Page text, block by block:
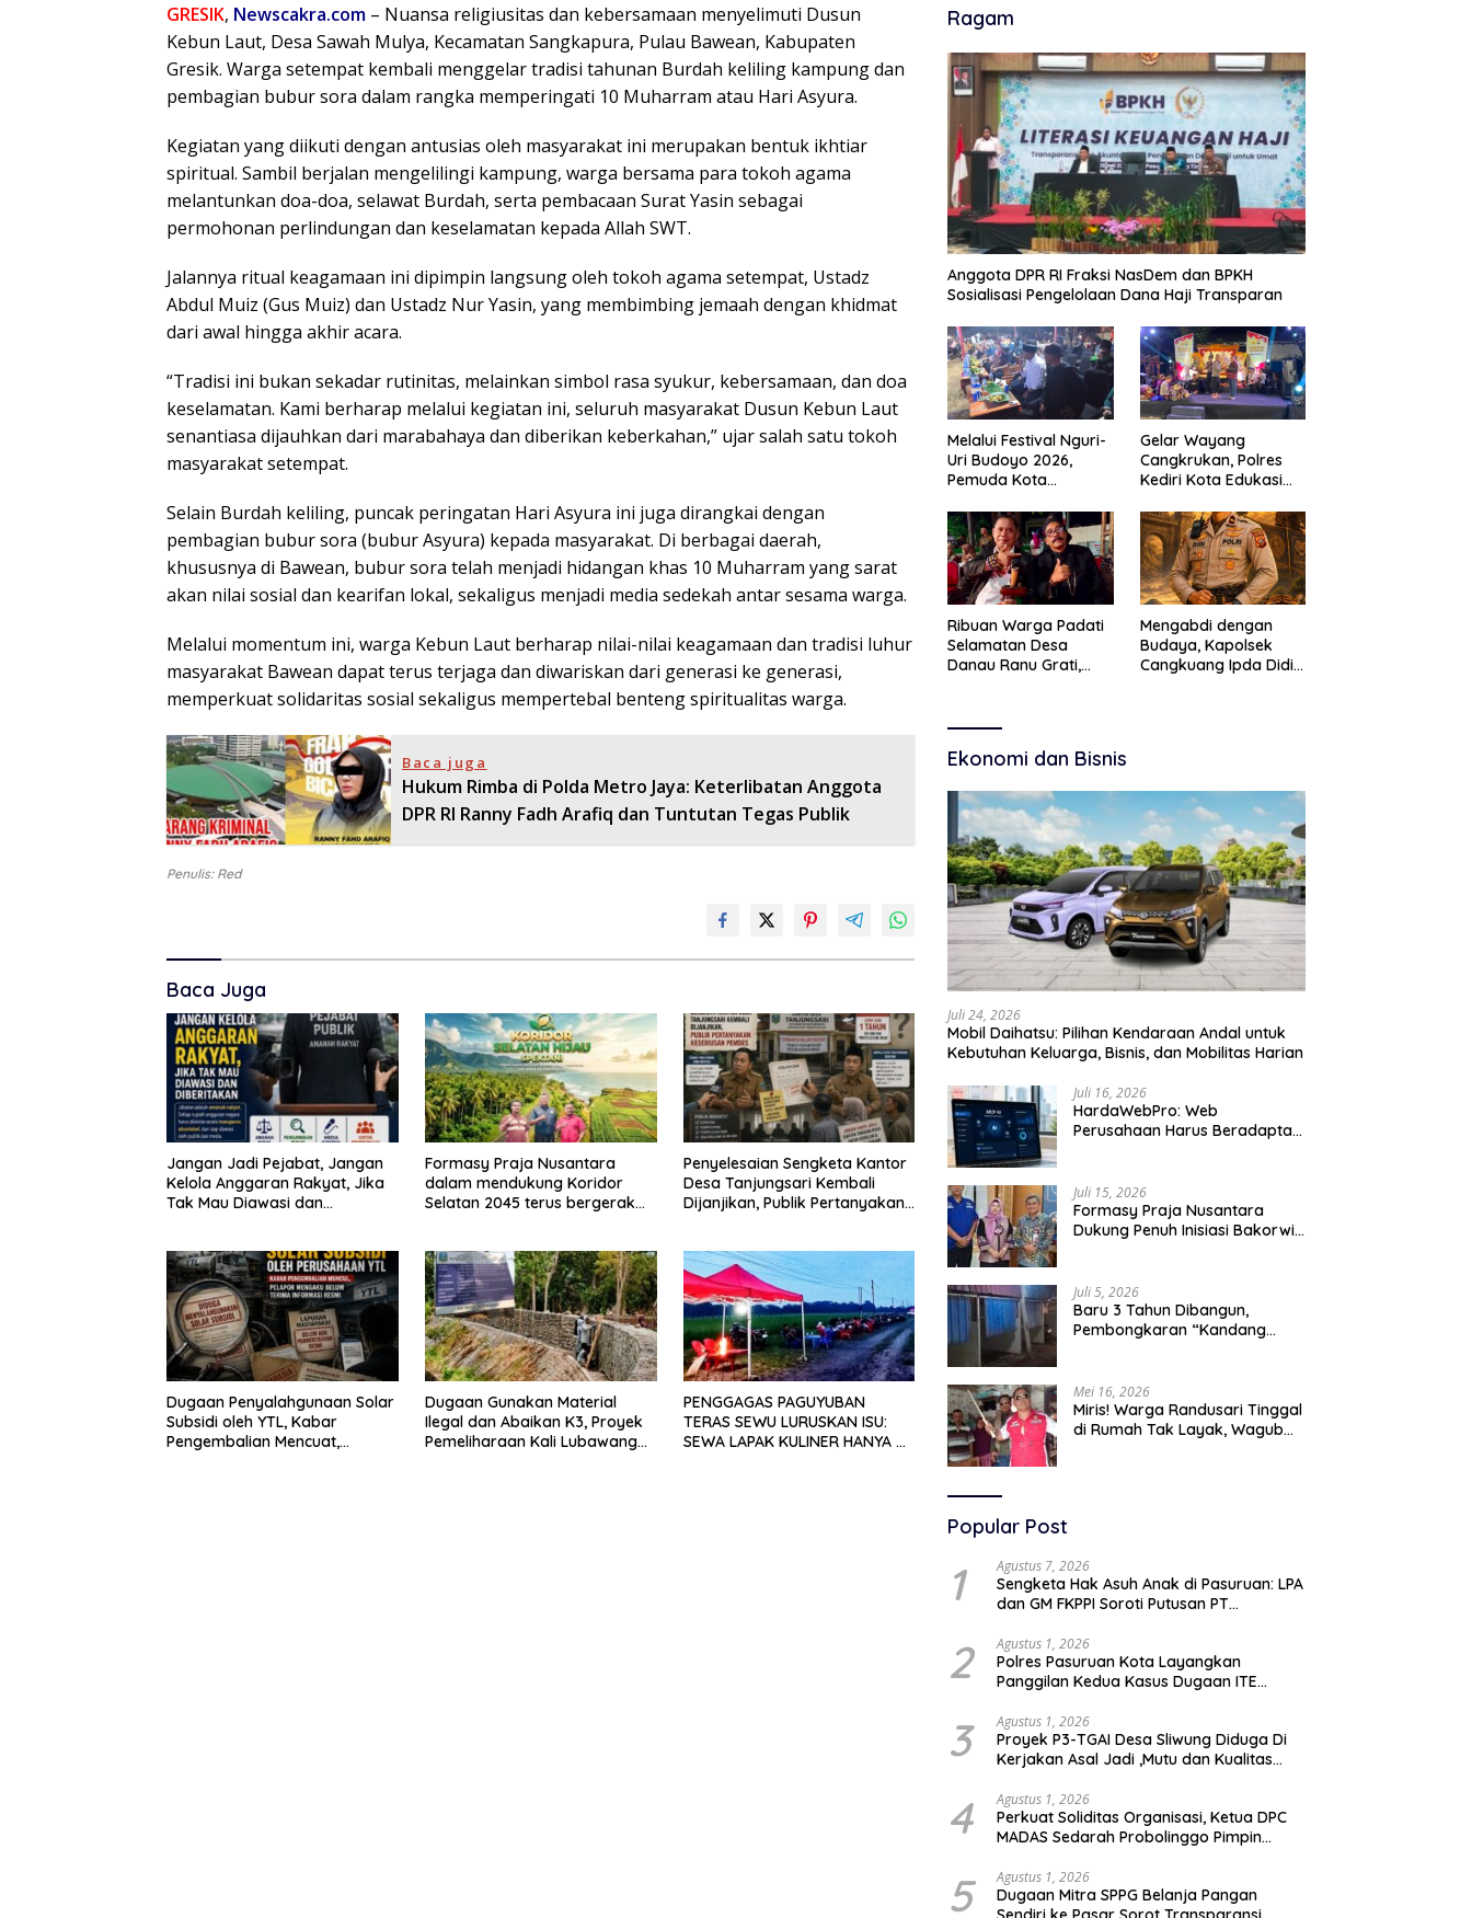
GRESIK, Newscakra.com – Nuansa religiusitas dan kebersamaan menyelimuti Dusun
Kebun Laut, Desa Sawah Mulya, Kecamatan Sangkapura, Pulau Bawean, Kabupaten
Gresik. Warga setempat kembali menggelar tradisi tahunan Burdah keliling kampung dan
pembagian bubur sora dalam rangka memperingati 10 Muharram atau Hari Asyura.
Kegiatan yang diikuti dengan antusias oleh masyarakat ini merupakan bentuk ikhtiar
spiritual. Sambil berjalan mengelilingi kampung, warga bersama para tokoh agama
melantunkan doa-doa, selawat Burdah, serta pembacaan Surat Yasin sebagai
permohonan perlindungan dan keselamatan kepada Allah SWT.
Jalannya ritual keagamaan ini dipimpin langsung oleh tokoh agama setempat, Ustadz
Abdul Muiz (Gus Muiz) dan Ustadz Nur Yasin, yang membimbing jemaah dengan khidmat
dari awal hingga akhir acara.
“Tradisi ini bukan sekadar rutinitas, melainkan simbol rasa syukur, kebersamaan, dan doa
keselamatan. Kami berharap melalui kegiatan ini, seluruh masyarakat Dusun Kebun Laut
senantiasa dijauhkan dari marabahaya dan diberikan keberkahan,” ujar salah satu tokoh
masyarakat setempat.
Selain Burdah keliling, puncak peringatan Hari Asyura ini juga dirangkai dengan
pembagian bubur sora (bubur Asyura) kepada masyarakat. Di berbagai daerah,
khususnya di Bawean, bubur sora telah menjadi hidangan khas 10 Muharram yang sarat
akan nilai sosial dan kearifan lokal, sekaligus menjadi media sedekah antar sesama warga.
Melalui momentum ini, warga Kebun Laut berharap nilai-nilai keagamaan dan tradisi luhur
masyarakat Bawean dapat terus terjaga dan diwariskan dari generasi ke generasi,
memperkuat solidaritas sosial sekaligus mempertebal benteng spiritualitas warga.
Baca juga
Hukum Rimba di Polda Metro Jaya: Keterlibatan Anggota
DPR RI Ranny Fadh Arafiq dan Tuntutan Tegas Publik
Penulis: Red
Baca Juga
Jangan Jadi Pejabat, Jangan
Kelola Anggaran Rakyat, Jika
Tak Mau Diawasi dan
Formasy Praja Nusantara
dalam mendukung Koridor
Selatan 2045 terus bergerak
SPEKTANI
Penyelesaian Sengketa Kantor
Desa Tanjungsari Kembali
Dijanjikan, Publik Pertanyakan
Dugaan Penyalahgunaan Solar
Subsidi oleh YTL, Kabar
Pengembalian Mencuat,
Dugaan Gunakan Material
Ilegal dan Abaikan K3, Proyek
Pemeliharaan Kali Lubawang
PENGGAGAS PAGUYUBAN
TERAS SEWU LURUSKAN ISU:
SEWA LAPAK KULINER HANYA RP
Ragam
Anggota DPR RI Fraksi NasDem dan BPKH
Sosialisasi Pengelolaan Dana Haji Transparan
Melalui Festival Nguri-
Uri Budoyo 2026,
Pemuda Kota
Karakter Kebudayaan
dan Bebas Narkoba
Gelar Wayang
Cangkrukan, Polres
Kediri Kota Edukasi
Seni Budaya
Ribuan Warga Padati
Selamatan Desa
Danau Ranu Grati,
Pemkab
Mengabdi dengan
Budaya, Kapolsek
Cangkuang Ipda Didi
Ekonomi dan Bisnis
Juli 24, 2026
Mobil Daihatsu: Pilihan Kendaraan Andal untuk
Kebutuhan Keluarga, Bisnis, dan Mobilitas Harian
Juli 16, 2026
HardaWebPro: Web
Perusahaan Harus Beradaptasi
Operasional
Juli 15, 2026
Formasy Praja Nusantara
Dukung Penuh Inisiasi Bakorwil
Juli 5, 2026
Baru 3 Tahun Dibangun,
Pembongkaran “Kandang
Mei 16, 2026
Miris! Warga Randusari Tinggal
di Rumah Tak Layak, Wagub
Popular Post
1 Agustus 7, 2026
Sengketa Hak Asuh Anak di Pasuruan: LPA
dan GM FKPPI Soroti Putusan PT
Mahkamah Agung
2 Agustus 1, 2026
Polres Pasuruan Kota Layangkan
Panggilan Kedua Kasus Dugaan ITE
3 Agustus 1, 2026
Proyek P3-TGAI Desa Sliwung Diduga Di
Kerjakan Asal Jadi ,Mutu dan Kualitas
4 Agustus 1, 2026
Perkuat Soliditas Organisasi, Ketua DPC
MADAS Sedarah Probolinggo Pimpin
5 Agustus 1, 2026
Dugaan Mitra SPPG Belanja Pangan